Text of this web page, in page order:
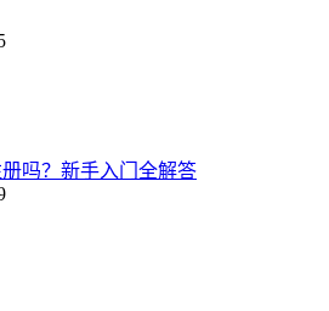
吗？新手入门全解答